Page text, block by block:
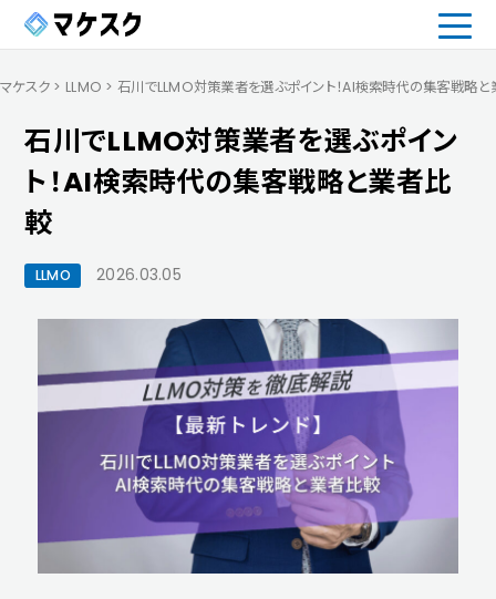
マケスク > LLMO > 石川でLLMO対策業者を選ぶポイント！AI検索時代の集客戦略
石川でLLMO対策業者を選ぶポイン
ト！AI検索時代の集客戦略と業者比
較
LLMO 2026.03.05